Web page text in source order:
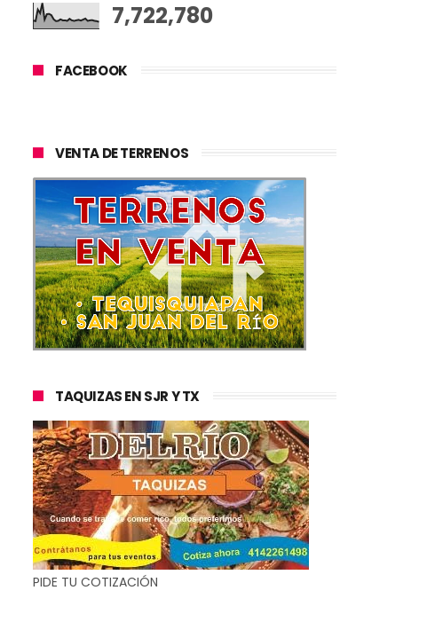
7,722,780
FACEBOOK
VENTA DE TERRENOS
TAQUIZAS EN SJR Y TX
PIDE TU COTIZACIÓN